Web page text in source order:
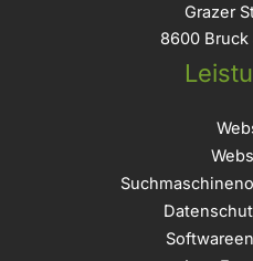
Grazer
8600 Bruck